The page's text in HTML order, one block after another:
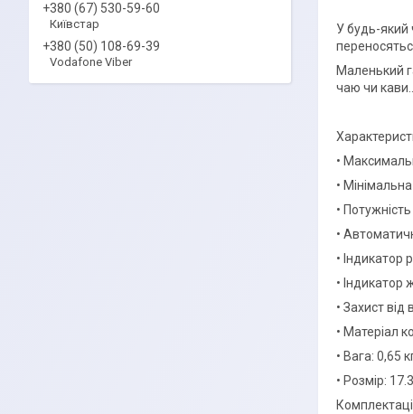
У будь-який
Маленький
чаю чи кави..
•
•
•
•
• Індикатор
• Індикатор
• Захист
• Матеріал
• Вага: 0,65
• Розмір:
+380 (67) 530-59-60
Київстар
+380 (50) 108-69-39
Vodafone Viber